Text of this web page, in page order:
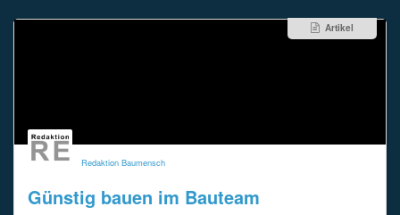
Artikel
Redaktion Baumensch
Günstig bauen im Bauteam